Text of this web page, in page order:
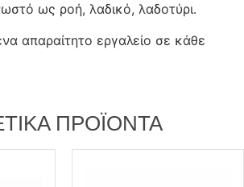
ως ροή, λαδικό, λαδοτύρι.
απαραίτητο εργαλείο σε κάθε
ΠΡΟΪΌΝΤΑ